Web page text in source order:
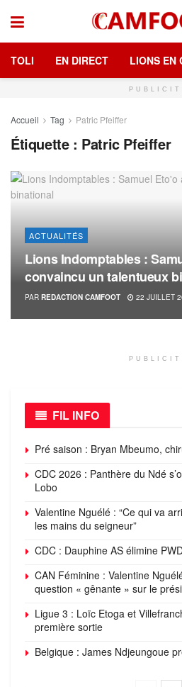
TOLI EN DIRECT LIONS EN
Accueil Tag Patric Pfeiffer
Étiquette : Patric Pfeiffer
ACTUALITÉS
Lions Indomptables :
convaincu un talentueux
PAR REDACTION CAMFOOT 22 JUILLET
FIL INFO
Pré saison : Bryan Mbeumo,
CDC 2026 : Panthère du Ndé
Lobo
Valentine Nguélé : “Ce qui va
les mains du seigneur”
CDC : Dauphine AS élimine
CAN Féminine : Valentine
question « gênante » sur le
Ligue 3 : Loïc Etoga et
première sortie
Belgique : James Ndjeungoue